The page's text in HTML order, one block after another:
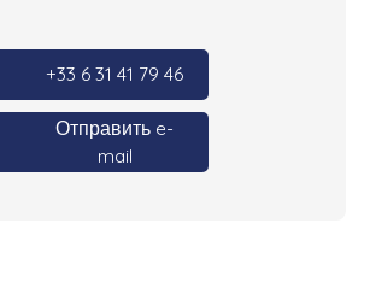
+33 6 31 41 79 46
Отправить e-
mail